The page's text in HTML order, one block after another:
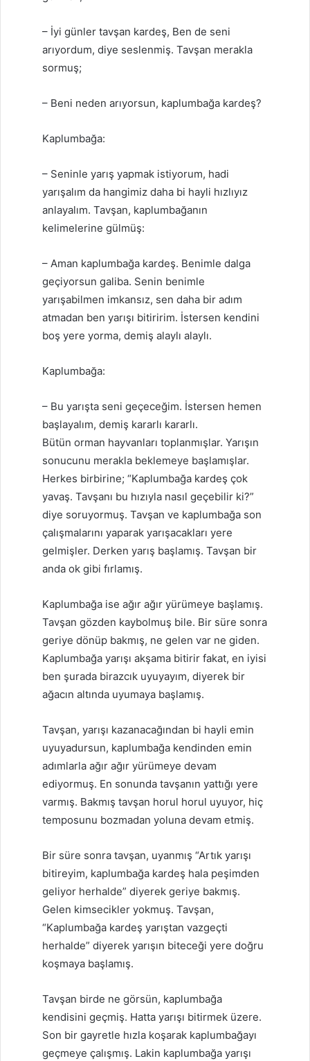
– İyi günler tavşan kardeş, Ben de seni
arıyordum, diye seslenmiş. Tavşan merakla
sormuş;
– Beni neden arıyorsun, kaplumbağa kardeş?
Kaplumbağa:
– Seninle yarış yapmak istiyorum, hadi
yarışalım da hangimiz daha bi hayli hızlıyız
anlayalım. Tavşan, kaplumbağanın
kelimelerine gülmüş:
– Aman kaplumbağa kardeş. Benimle dalga
geçiyorsun galiba. Senin benimle
yarışabilmen imkansız, sen daha bir adım
atmadan ben yarışı bitiririm. İstersen kendini
boş yere yorma, demiş alaylı alaylı.
Kaplumbağa:
– Bu yarışta seni geçeceğim. İstersen hemen
başlayalım, demiş kararlı kararlı.
Bütün orman hayvanları toplanmışlar. Yarışın
sonucunu merakla beklemeye başlamışlar.
Herkes birbirine; “Kaplumbağa kardeş çok
yavaş. Tavşanı bu hızıyla nasıl geçebilir ki?”
diye soruyormuş. Tavşan ve kaplumbağa son
çalışmalarını yaparak yarışacakları yere
gelmişler. Derken yarış başlamış. Tavşan bir
anda ok gibi fırlamış.
Kaplumbağa ise ağır ağır yürümeye başlamış.
Tavşan gözden kaybolmuş bile. Bir süre sonra
geriye dönüp bakmış, ne gelen var ne giden.
Kaplumbağa yarışı akşama bitirir fakat, en iyisi
ben şurada birazcık uyuyayım, diyerek bir
ağacın altında uyumaya başlamış.
Tavşan, yarışı kazanacağından bi hayli emin
uyuyadursun, kaplumbağa kendinden emin
adımlarla ağır ağır yürümeye devam
ediyormuş. En sonunda tavşanın yattığı yere
varmış. Bakmış tavşan horul horul uyuyor, hiç
temposunu bozmadan yoluna devam etmiş.
Bir süre sonra tavşan, uyanmış “Artık yarışı
bitireyim, kaplumbağa kardeş hala peşimden
geliyor herhalde” diyerek geriye bakmış.
Gelen kimsecikler yokmuş. Tavşan,
“Kaplumbağa kardeş yarıştan vazgeçti
herhalde” diyerek yarışın biteceği yere doğru
koşmaya başlamış.
Tavşan birde ne görsün, kaplumbağa
kendisini geçmiş. Hatta yarışı bitirmek üzere.
Son bir gayretle hızla koşarak kaplumbağayı
geçmeye çalışmış. Lakin kaplumbağa yarışı